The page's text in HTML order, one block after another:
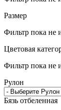
Размер
Фильтр пока не
Цветовая
Фильтр пока не
Рулон
Бязь отбеленная